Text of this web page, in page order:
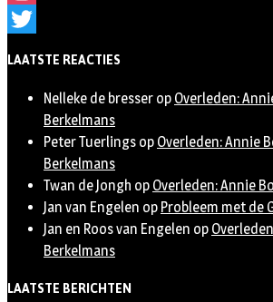
Instagram
LAATSTE REACTIES
Nelleke de bresser op Overleden:
Berkelmans
Peter Tuerlings op Overleden: Annie
Berkelmans
Twan de Jongh op Overleden: Annie
Jan van Engelen op Probleem met de
Jan en Roos van Engelen op
Berkelmans
LAATSTE BERICHTEN